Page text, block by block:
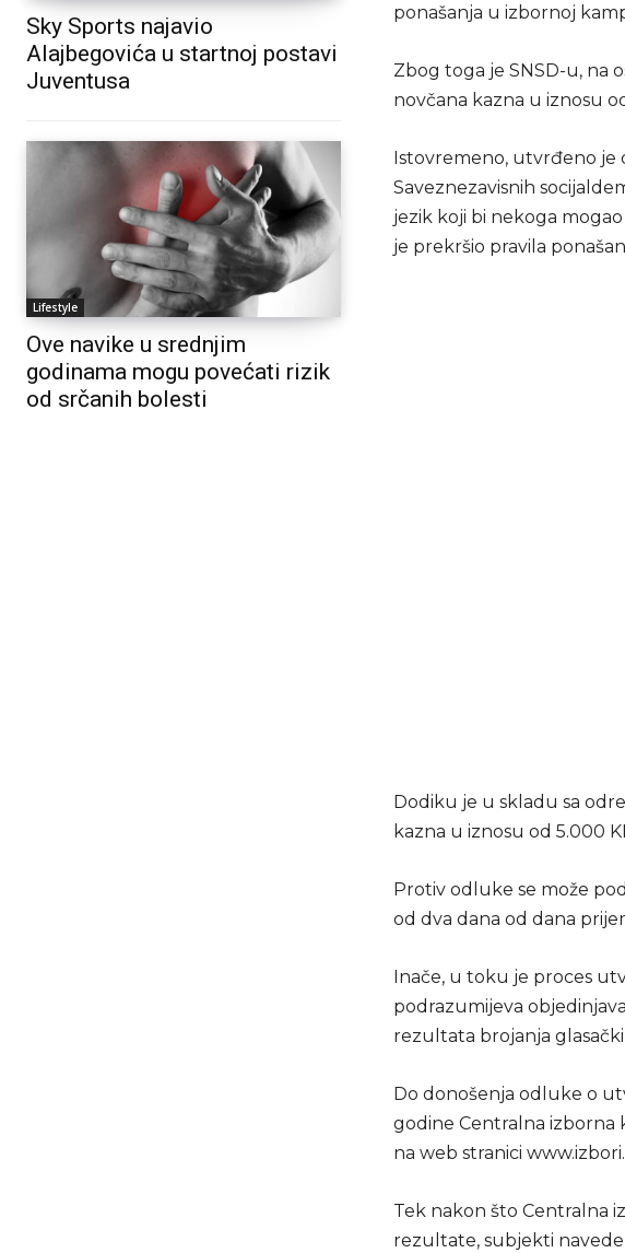
Sky Sports najavio
Alajbegovića u startnoj postavi
Juventusa
Lifestyle
Ove navike u srednjim
godinama mogu povećati rizik
od srčanih bolesti
ponašanja u izbornoj
Zbog toga je SNSD-u, na
novčana kazna u iznosu
Istovremeno, utvrđeno je
Saveznezavisnih
jezik koji bi nekoga
je prekršio pravila
Dodiku je u skladu sa
kazna u iznosu od 5.000
Protiv odluke se može
od dva dana od dana
Inače, u toku je proces
podrazumijeva
rezultata brojanja
Do donošenja odluke o
godine Centralna izborna
na web stranici
Tek nakon što Centralna
rezultate, subjekti